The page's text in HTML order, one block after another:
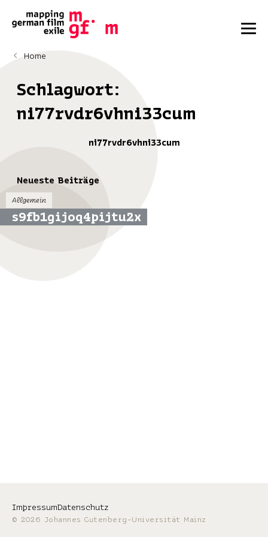
Home
Schlagwort:
ni77rvdr6vhni33cum
ni77rvdr6vhni33cum
Neueste Beiträge
Allgemein
s9fb1gijoq4pijtu2x
© 2026 Johannes Gutenberg-Universität Mainz
ImpressumDatenschutz